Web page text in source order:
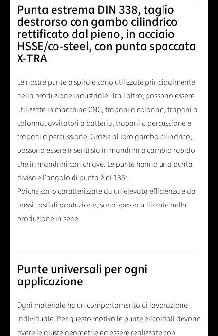
Punta estrema DIN 338, taglio
destrorso con gambo cilindrico
rettificato dal pieno, in acciaio
HSSE/co-steel, con punta spaccata
X-TRA
Le nostre punte a spirale sono utilizzate principalmente
nella produzione industriale. Tra l'altro, possono essere
utilizzate in macchine CNC, trapani a colonna, trapani a
colonna, avvitatori a batteria, trapani a percussione e
trapani a percussione. Grazie al loro gambo cilindrico,
possono essere inseriti sia in mandrini a cambio rapido
che in mandrini con chiave. Le punte hanno una punta
divisa e l'angolo di punta è di 135°.
Poiché sono caratterizzate da un'elevata efficienza e da
bassi costi di produzione, sono spesso utilizzate nella
produzione in serie
Punte universali per ogni
applicazione
Ogni materiale ha un comportamento di lavorazione
individuale. Per questo motivo le punte elicoidali devono
avere le giuste geometrie ed essere realizzate con